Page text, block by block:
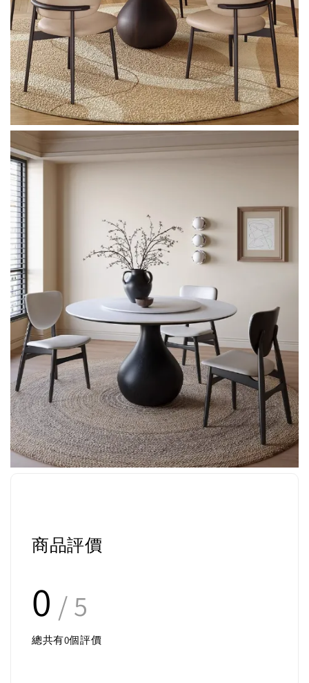
商品評價
0 / 5
總共有0個評價